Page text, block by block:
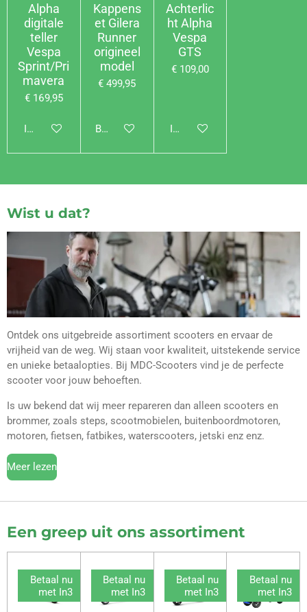
Alpha
digitale
teller
Vespa
Sprint/Pri
mavera
€ 169,95
In winkelwagen
Kappens
et Gilera
Runner
origineel
model
€ 499,95
Bekijk details
Achterlic
ht Alpha
Vespa
GTS
€ 109,00
In winkelwagen
Wist u dat?
Ontdek ons uitgebreide assortiment scooters en ervaar de
vrijheid van de weg. Wij staan voor kwaliteit, uitstekende service
en unieke betaalopties. Bij MDC-Scooters vind je de perfecte
scooter voor jouw behoeften.
Is uw bekend dat wij meer repareren dan alleen scooters en
brommer, zoals steps, scootmobielen, buitenboordmotoren,
motoren, fietsen, fatbikes, waterscooters, jetski enz enz.
Meer lezen
Een greep uit ons assortiment
Betaal nu
met In3
Betaal nu
met In3
Betaal nu
met In3
Betaal nu
met In3